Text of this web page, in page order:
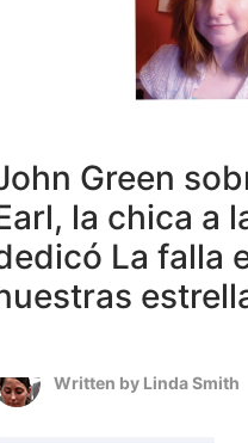
Green
la chica a
La falla
Written by Linda Smith